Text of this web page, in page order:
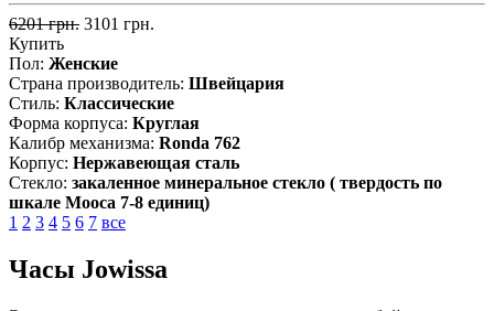
6201 грн. 3101 грн.
Купить
Пол: Женские
Страна производитель: Швейцария
Стиль: Классические
Форма корпуса: Круглая
Калибр механизма: Ronda 762
Корпус: Нержавеющая cталь
Стекло: закаленное минеральное стекло ( твердость по
шкале Мооса 7-8 единиц)
1 2 3 4 5 6 7 все
Часы Jowissa